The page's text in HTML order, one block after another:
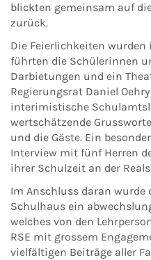
blickten gemeinsam auf
zurück.
Die Feierlichkeiten wurden
führten die Schülerinnen
Darbietungen und ein
Regierungsrat Daniel
interimistische
wertschätzende
und die Gäste. Ein
Interview mit fünf Herren
ihrer Schulzeit an der
Im Anschluss daran wurde
Schulhaus ein
welches von den
RSE mit grossem
vielfältigen Beiträge aller